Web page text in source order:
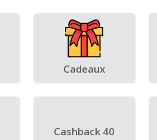
Cadeaux
Cashback 40